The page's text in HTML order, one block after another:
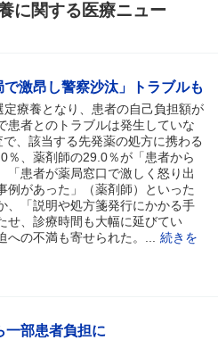
に関する医療ニュー
激昂し警察沙汰」トラブルも
療養となり、患者の自己負担額が
患者とのトラブルは発生していな
、該当する先発薬の処方に携わる
％、薬剤師の29.0％が「患者から
「患者が薬局窓口で激しく怒り出
例があった」（薬剤師）といった
、「説明や処方箋発行にかかる手
せ、診療時間も大幅に延びてい
への不満も寄せられた。... 続きを
一部患者負担に